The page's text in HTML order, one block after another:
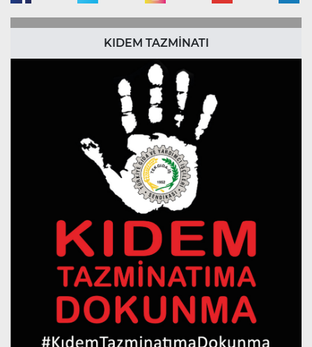
KIDEM TAZMİNATI